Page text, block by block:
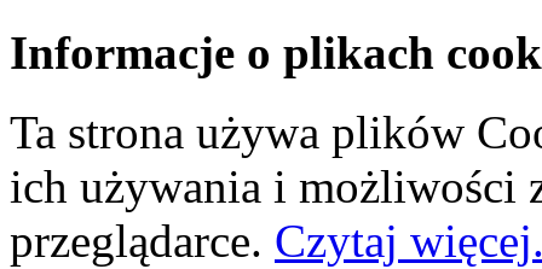
Informacje o plikach
Ta strona używa plików
ich używania i możliwości
przeglądarce. Czytaj